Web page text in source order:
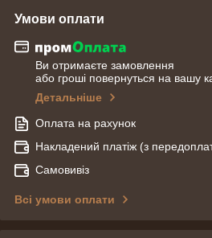
Умови оплати
Ви отримаєте замовлення
або гроші повернуться на вашу
Детальніше
Оплата на рахунок
Накладений платіж (з
Самовивіз
Всі умови оплати